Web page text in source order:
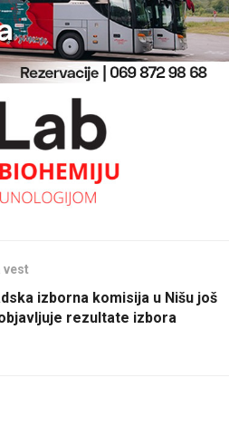
vest
izborna komisija u Nišu još
rezultate izbora